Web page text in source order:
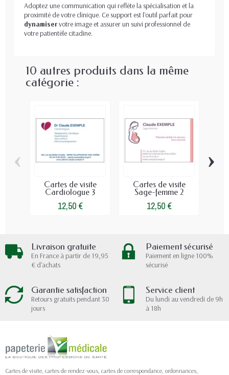
Adoptez une communication qui reflète la spécialisation et la
proximité de votre clinique. Ce support est l'outil parfait pour
dynamiservotre image et assurer un suivi professionnel de
votre patientèle citadine.
10 autres produits dans la même
catégorie :
Cartes de visite
Cardiologue 3
12,50 €
Cartes de visite
Sage-femme 2
12,50 €
‹ ›
Livraison gratuite
En France à partir de 19,95
€ d'achats
Paiement sécurisé
Paiement en ligne 100%
sécurisé
Garantie satisfaction
Retours gratuits pendant 30
jours
Service client
Du lundi au vendredi de 9h
à 18h
Cartes de visite, cartes de rendez-vous, cartes de correspondance, ordonnances,